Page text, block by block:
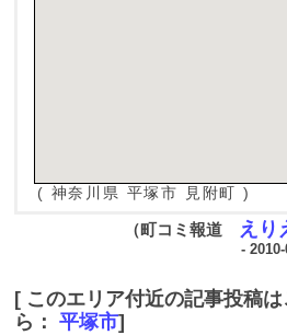
( 神奈川県 平塚市 見附町 )
（町コミ報道 えり
- 2010-
[ このエリア付近の記事投稿
ら： 平塚市]